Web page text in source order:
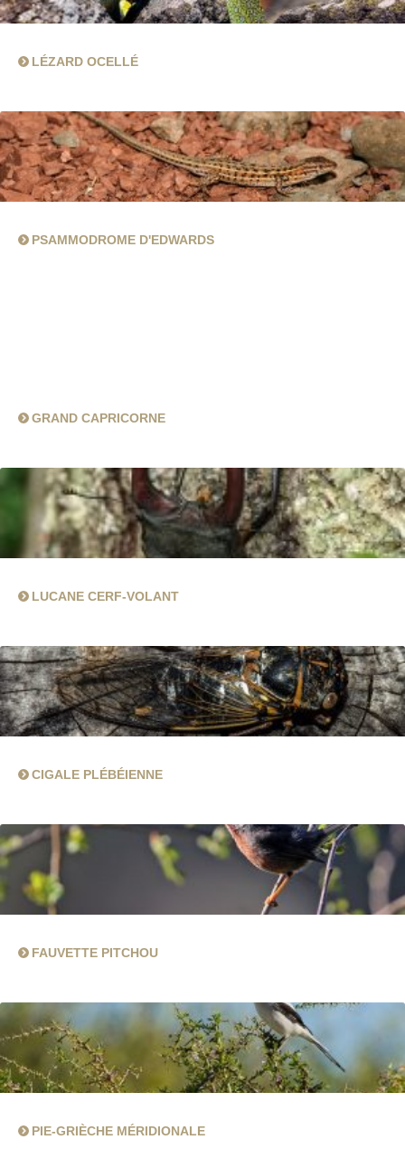
LÉZARD OCELLÉ
PSAMMODROME D'EDWARDS
GRAND CAPRICORNE
LUCANE CERF-VOLANT
CIGALE PLÉBÉIENNE
FAUVETTE PITCHOU
PIE-GRIÈCHE MÉRIDIONALE